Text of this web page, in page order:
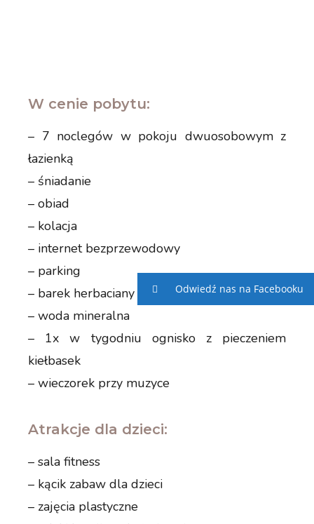
W cenie pobytu:
– 7 noclegów w pokoju dwuosobowym z
łazienką
– śniadanie
– obiad
– kolacja
– internet bezprzewodowy
– parking
– barek herbaciany
– woda mineralna
– 1x w tygodniu ognisko z pieczeniem
kiełbasek
– wieczorek przy muzyce
Atrakcje dla dzieci:
– sala fitness
– kącik zabaw dla dzieci
– zajęcia plastyczne
Odwiedź nas na Facebooku